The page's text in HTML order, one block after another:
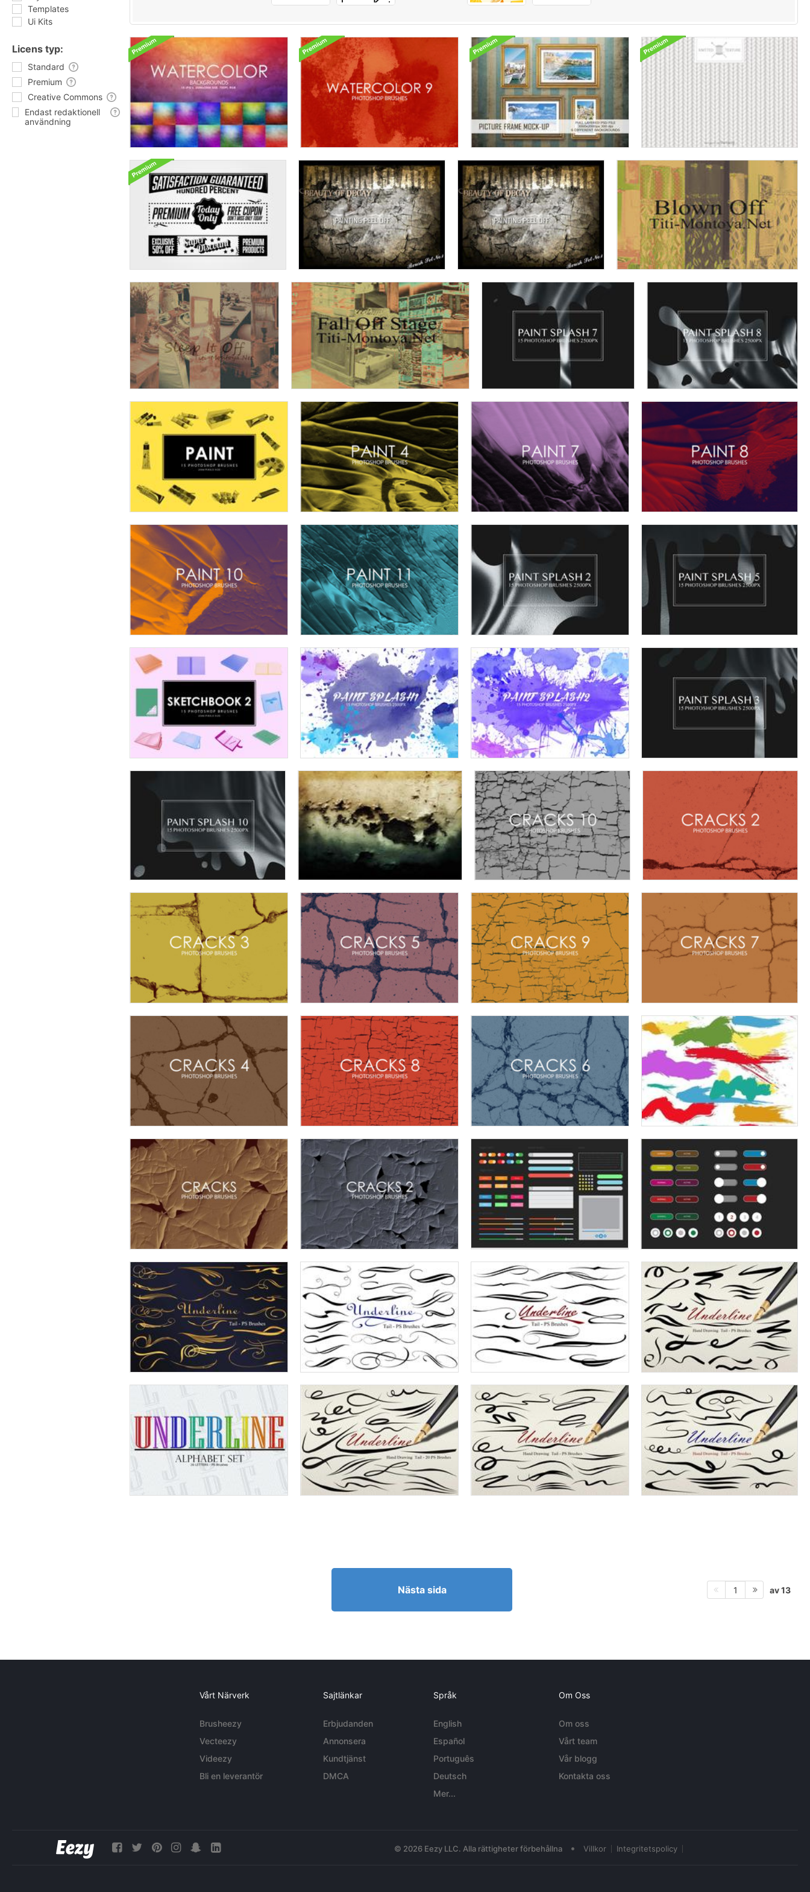
Templates
Ui Kits
Licens typ:
Standard
Premium
Creative Commons
Endast redaktionell
användning
Nästa sida 1 av 13
Vårt Närverk
Brusheezy
Vecteezy
Videezy
Bli en leverantör
Sajtlänkar
Erbjudanden
Annonsera
Kundtjänst
DMCA
Språk
English
Español
Português
Deutsch
Mer...
Om Oss
Om oss
Vårt team
Vår blogg
Kontakta oss
© 2026 Eezy LLC. Alla rättigheter förbehållna • Villkor Integritetspolicy